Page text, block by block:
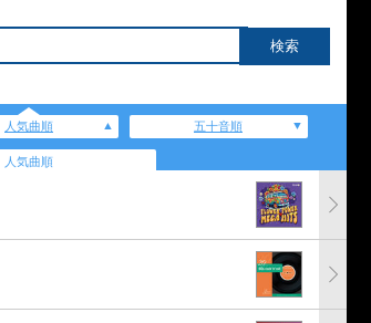
人気曲順 五十音順
人気曲順